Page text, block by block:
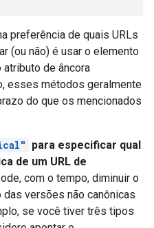
preferência de quais URLs
(ou não) é usar o elemento
atributo de âncora
esses métodos geralmente
do que os mencionados
para especificar qual
de um URL de
com o tempo, diminuir o
versões não canônicas
se você tiver três tipos